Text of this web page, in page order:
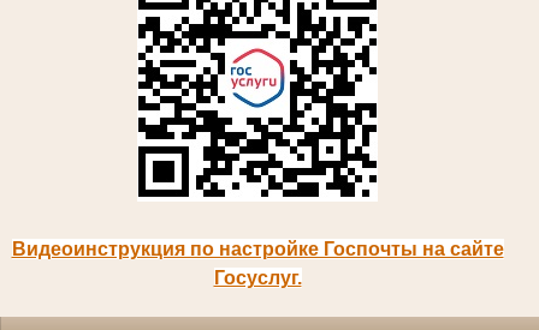
Видеоинструкция по настройке Госпочты на сайте
Госуслуг.